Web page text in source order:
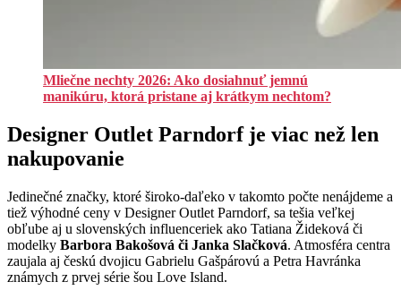
Mliečne nechty 2026: Ako dosiahnuť jemnú
manikúru, ktorá pristane aj krátkym nechtom?
Designer Outlet Parndorf je viac než len
nakupovanie
Jedinečné značky, ktoré široko-daľeko v takomto počte nenájdeme a
tiež výhodné ceny v Designer Outlet Parndorf, sa tešia veľkej
obľube aj u slovenských influenceriek ako Tatiana Žideková či
modelky Barbora Bakošová či Janka Slačková. Atmosféra centra
zaujala aj českú dvojicu Gabrielu Gašpárovú a Petra Havránka
známych z prvej série šou Love Island.